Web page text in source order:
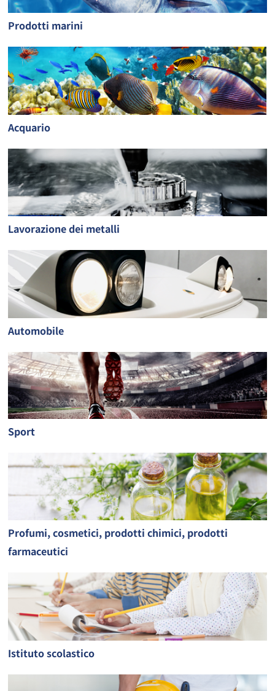
Prodotti marini
Acquario
Lavorazione dei metalli
Automobile
Sport
Profumi, cosmetici, prodotti chimici, prodotti
farmaceutici
Istituto scolastico